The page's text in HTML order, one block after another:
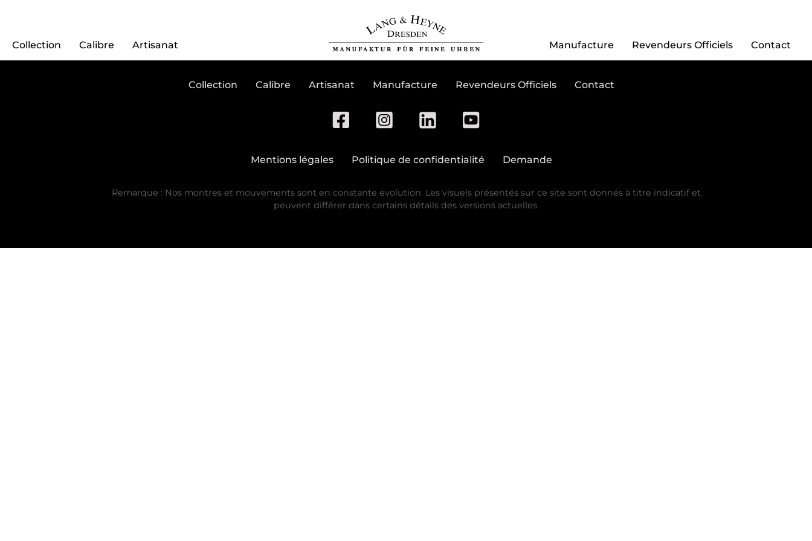
Collection Calibre Artisanat Manufacture Revendeurs Officiels Contact
S'abonner à la newsletter
Collection Calibre Artisanat Manufacture Revendeurs Officiels Contact
Mentions légales Politique de confidentialité Demande
Remarque : Nos montres et mouvements sont en constante évolution. Les visuels présentés sur ce site sont donnés à titre indicatif et
peuvent différer dans certains détails des versions actuelles.